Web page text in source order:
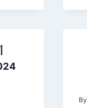
By